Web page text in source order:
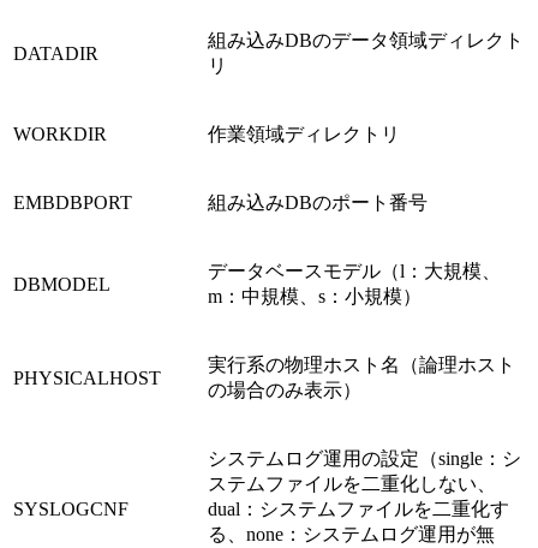
DATADIR
組み込みDBのデータ領域ディレクト
リ
WORKDIR 作業領域ディレクトリ
EMBDBPORT 組み込みDBのポート番号
DBMODEL
データベースモデル（l：大規模、
m：中規模、s：小規模）
PHYSICALHOST
実行系の物理ホスト名（論理ホスト
の場合のみ表示）
SYSLOGCNF
システムログ運用の設定（single：シ
ステムファイルを二重化しない、
dual：システムファイルを二重化す
る、none：システムログ運用が無